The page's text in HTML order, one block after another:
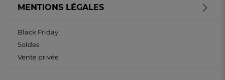
MENTIONS LÉGALES
Black Friday
Soldes
Vente privée